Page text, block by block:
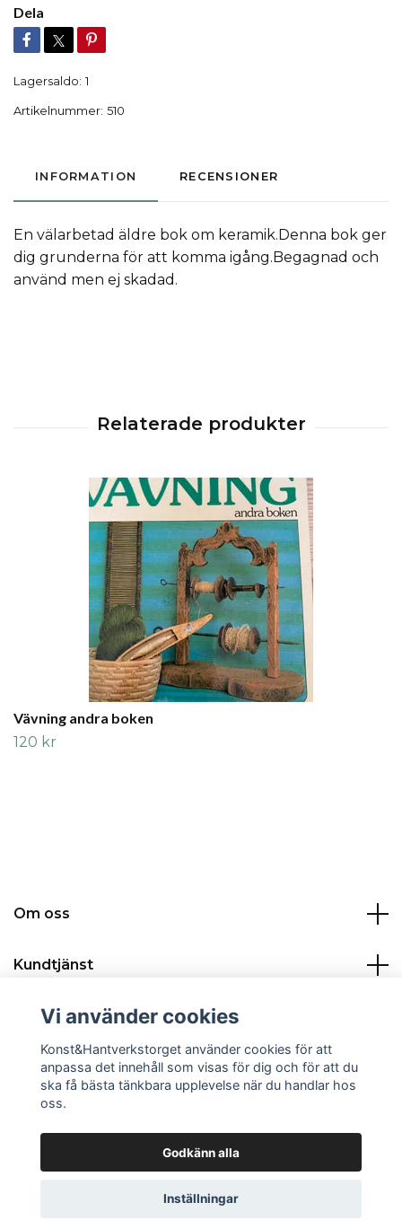
Dela
Lagersaldo: 1
Artikelnummer: 510
INFORMATION RECENSIONER
En välarbetad äldre bok om keramik.Denna bok ger
dig grunderna för att komma igång.Begagnad och
använd men ej skadad.
Vävning andra boken
120 kr
Om oss
Kundtjänst
Kontakt:
Sociala medier
© 2026 Konst&HantverkstorgetPowered by Quickbutik
Vi använder cookies
Konst&Hantverkstorget använder cookies för att
anpassa det innehåll som visas för dig och för att du
ska få bästa tänkbara upplevelse när du handlar hos
oss.
Godkänn alla
Inställningar